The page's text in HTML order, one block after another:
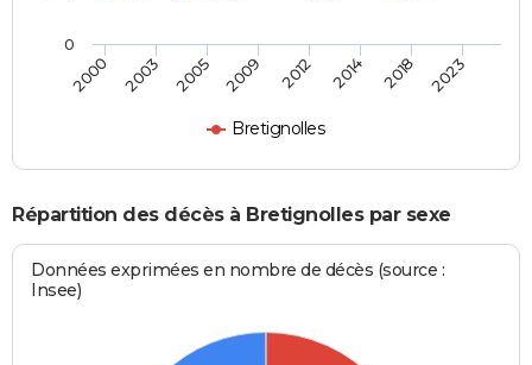
Bretignolles
2000 2003 2005 2009 2012 2014 2018 2023
0
Répartition des décès à Bretignolles par sexe
Données exprimées en nombre de décès (source :
Insee)